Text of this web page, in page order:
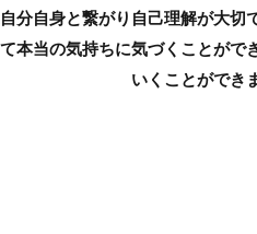
分自身と繋がり自己理解が大
本当の気持ちに気づくことがで
いくことができ